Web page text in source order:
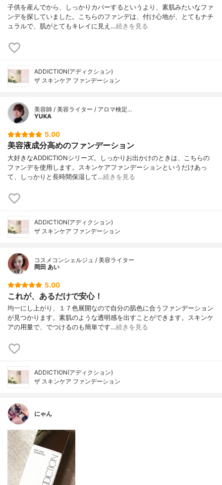
子供を産んでから、しっかりカバーするというより、素肌みたいなファ
ンデを探していました。こちらのファンデは、付け心地が、とてもナチ
ュラルで、肌がとてもキレイに見え…続きを見る
ADDICTION(アディクション)
ザ スキンケア ファンデーション
美容師 / 美容ライター / アロマ検定…
YUKA
5.00
美容液成分高めのファンデーション
大好きなADDICTIONシリーズ。しっかりお出かけのときは、こちらの
ファンデを使用します。スキンケアファンデーションというだけあっ
て、しっかりと長時間保湿して…続きを見る
ADDICTION(アディクション)
ザ スキンケア ファンデーション
コスメコンシェルジュ / 美容ライター
岡田 あい
5.00
これが、あるだけで安心！
均一にし上がり、１７色展開なので自分の肌色に合うファンデーション
が見つかります。素肌のような透明感を出すことができます。スキンケ
アの用量で、でつけるのも簡単です…続きを見る
ADDICTION(アディクション)
ザ スキンケア ファンデーション
にゃん